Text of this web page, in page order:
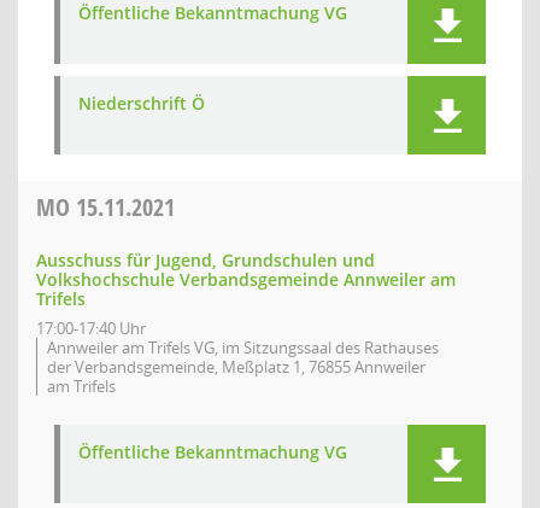
Öffentliche Bekanntmachung VG
Niederschrift Ö
MO 15.11.2021
Ausschuss für Jugend, Grundschulen und
Volkshochschule Verbandsgemeinde Annweiler am
Trifels
17:00-17:40 Uhr
Annweiler am Trifels VG, im Sitzungssaal des Rathauses
der Verbandsgemeinde, Meßplatz 1, 76855 Annweiler
am Trifels
Öffentliche Bekanntmachung VG